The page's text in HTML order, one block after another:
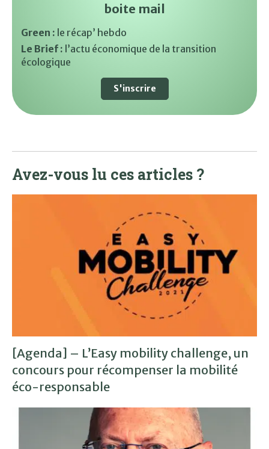
boite mail
Green : le récap’ hebdo
Le Brief : l’actu économique de la transition
écologique
S'inscrire
Avez-vous lu ces articles ?
[Agenda] – L’Easy mobility challenge, un
concours pour récompenser la mobilité
éco-responsable